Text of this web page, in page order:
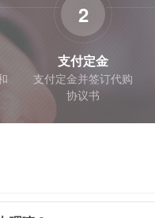
2
支付定金
支付定金并签订代购
协议书